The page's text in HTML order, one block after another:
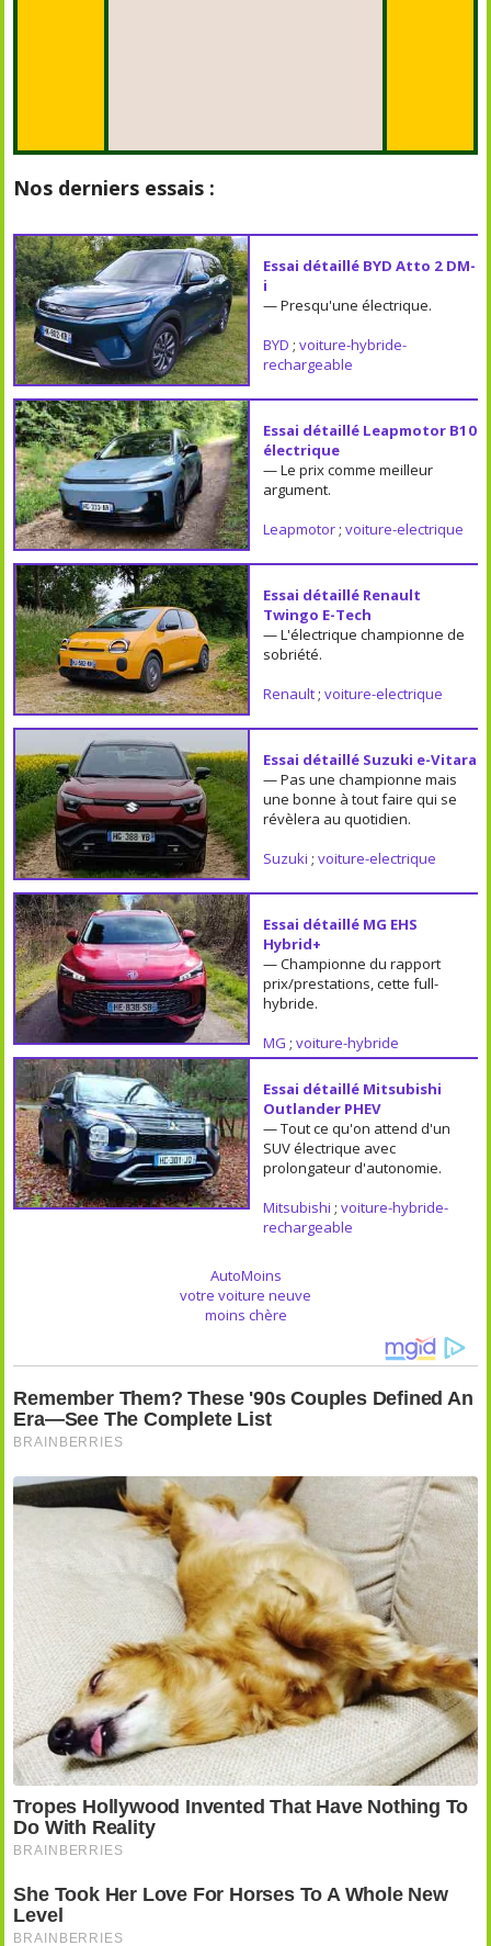
Nos derniers essais :
Essai détaillé BYD Atto 2 DM-
i
— Presqu'une électrique.
BYD ; voiture-hybride-
rechargeable
Essai détaillé Leapmotor B10
électrique
— Le prix comme meilleur
argument.
Leapmotor; voiture-electrique
Essai détaillé Renault
Twingo E-Tech
— L'électrique championne de
sobriété.
Renault; voiture-electrique
Essai détaillé Suzuki e-Vitara
— Pas une championne mais
une bonne à tout faire qui se
révèlera au quotidien.
Suzuki ; voiture-electrique
Essai détaillé MG EHS
Hybrid+
— Championne du rapport
prix/prestations, cette full-
hybride.
MG ; voiture-hybride
Essai détaillé Mitsubishi
Outlander PHEV
— Tout ce qu'on attend d'un
SUV électrique avec
prolongateur d'autonomie.
Mitsubishi ; voiture-hybride-
rechargeable
AutoMoins
votre voiture neuve
moins chère